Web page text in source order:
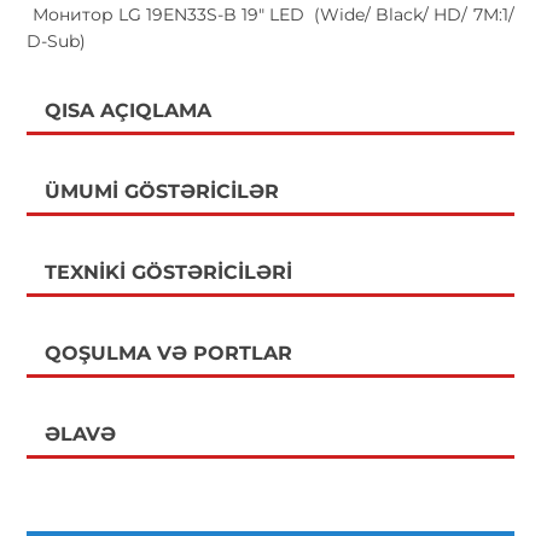
Монитор LG 19EN33S-B 19" LED (Wide/ Black/ HD/ 7M:1/
D-Sub)
QISA AÇIQLAMA
ÜMUMI GÖSTƏRICILƏR
TEXNIKI GÖSTƏRICILƏRI
QOŞULMA VƏ PORTLAR
ƏLAVƏ